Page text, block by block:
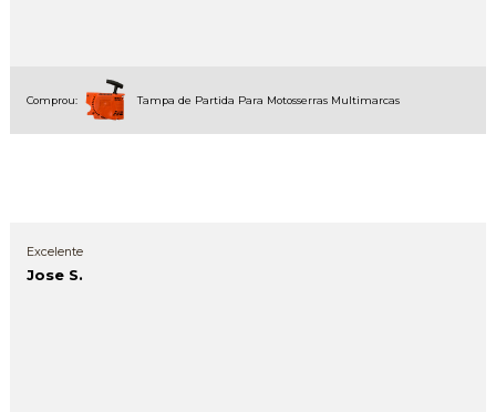
Comprou: Tampa de Partida Para Motosserras Multimarcas
Excelente
Jose S.